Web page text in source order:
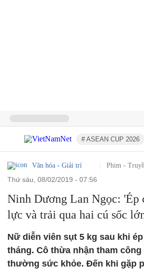
# ASEAN CUP 2026
Văn hóa - Giải trí Phim -
thứ sáu, 08/02/2019 - 07:56
Ninh Dương Lan Ngọc: 'Ép
lực và trải qua hai cú sốc
Nữ diễn viên sụt 5 kg sau khi
tháng. Cô thừa nhận tham
thường sức khỏe. Đến khi gặp